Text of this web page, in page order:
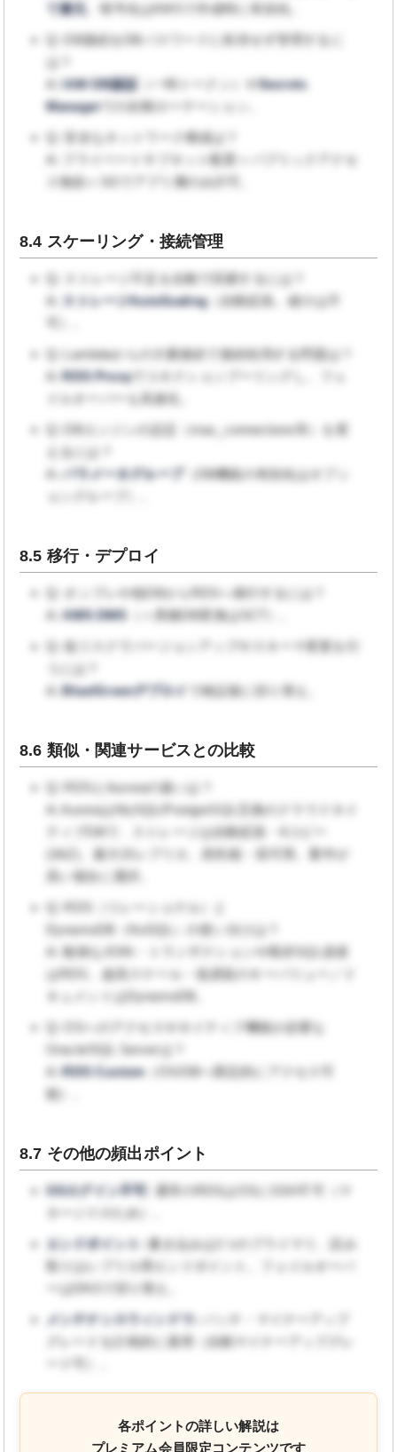
て復元
。暗号化はKMSで作成時に有効化。
Q: DB接続をDBパスワードに依存せず管理するに
IAM DB認証 （一時トークン）やSecrets
Manager での自動ローテーション。
Q: 安全なネットワーク構成は？
A: プライベートサブネット配置＋パブリックアクセ
ス無効＋SGでアプリ層のみ許可。
8.4 スケーリング・接続管理
Q: ストレージ不足を自動で回避するには？
ストレージAutoScaling（自動拡張。縮小は不
Q: Lambdaからの大量接続で接続枯渇する問題は？
RDS Proxyでコネクションプーリングし、フェ
イルオーバーも高速化。
Q: DBエンジンの設定（max_connections等）を変
パラメータグループ
（DB機能の有効化はオプシ
8.5 移行・デプロイ
Q: オンプレや他DBからRDSへ移行するには？
AWS DMS （＋異種DB変換はSCT）。
Q: 低リスクでバージョンアップやスキーマ変更を行
A:Blue/Greenデプロイ で検証後に切り替え。
8.6 類似・関連サービスとの比較
Q: RDSとAuroraの違いは？
A: AuroraはMySQL/PostgreSQL互換のクラウドネイ
ティブDBで、ストレージは自動拡張・6コピー
(3AZ)、最大15レプリカ、高性能・高可用。要件が
高い場合に選択。
DynamoDB（NoSQL）の使い分けは？
A: 複雑なJOIN・トランザクションや既存SQL資産
はRDS、超高スケール・低遅延のキーバリュー／ド
キュメントはDynamoDB。
Q: OSへのアクセスやネイティブ機能が必要な
Oracle/SQL Serverは？
RDS Custom（OS/DBへ限定的にアクセス可
能）。
8.7 その他の頻出ポイント
OSログイン不可:
通常のRDSはOSにSSH不可（マ
ネージドのため）。
エンドポイント:
書き込みは1つのプライマリ、読み
取りはレプリカ用エンドポイント。フェイルオーバ
ーはDNSで切り替え。
メンテナンスウィンドウ:
グレードを計画的に適用（自動マイナーアップグレ
各ポイントの詳しい解説は
プレミアム会員限定コンテンツです